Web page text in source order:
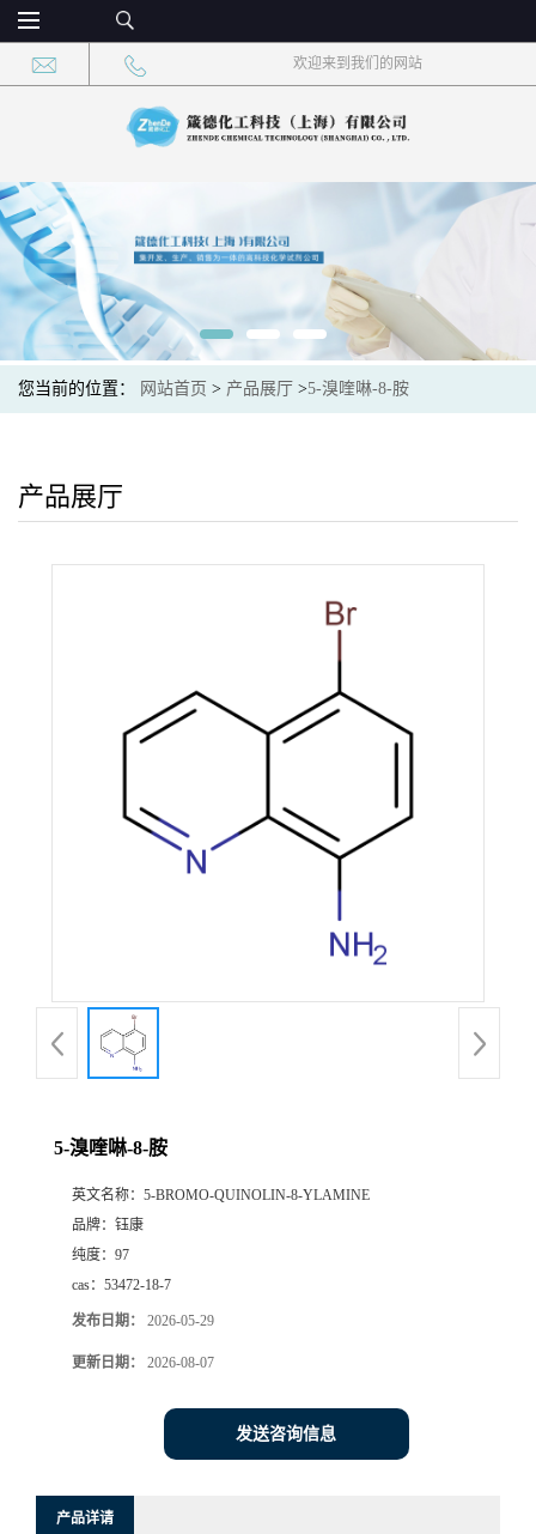
欢迎来到我们的网站
您当前的位置： 网站首页 > 产品展厅 >5-溴喹啉-8-胺
产品展厅
5-溴喹啉-8-胺
英文名称： 5-BROMO-QUINOLIN-8-YLAMINE
品牌： 钰康
纯度： 97
cas： 53472-18-7
发布日期： 2026-05-29
更新日期： 2026-08-07
发送咨询信息
产品详请